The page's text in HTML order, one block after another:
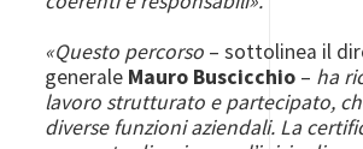
«Questo percorso – sottolinea il
generale Mauro Buscicchio – ha
lavoro strutturato e partecipato,
diverse funzioni aziendali. La